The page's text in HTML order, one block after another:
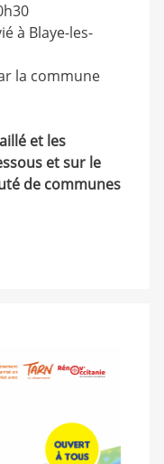
à Blaye-les-
la commune
et les
et sur le
de communes